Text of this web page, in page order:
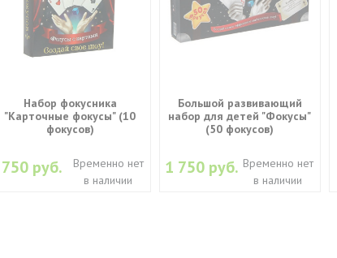
Набор фокусника
"Карточные фокусы" (10
фокусов)
750 руб.
Временно нет
в наличии
Большой развивающий
набор для детей "Фокусы"
(50 фокусов)
1 750 руб. Временно нет
в наличии